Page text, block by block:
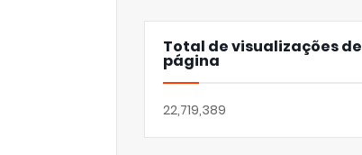
Total de visualizações de
página
22,719,389